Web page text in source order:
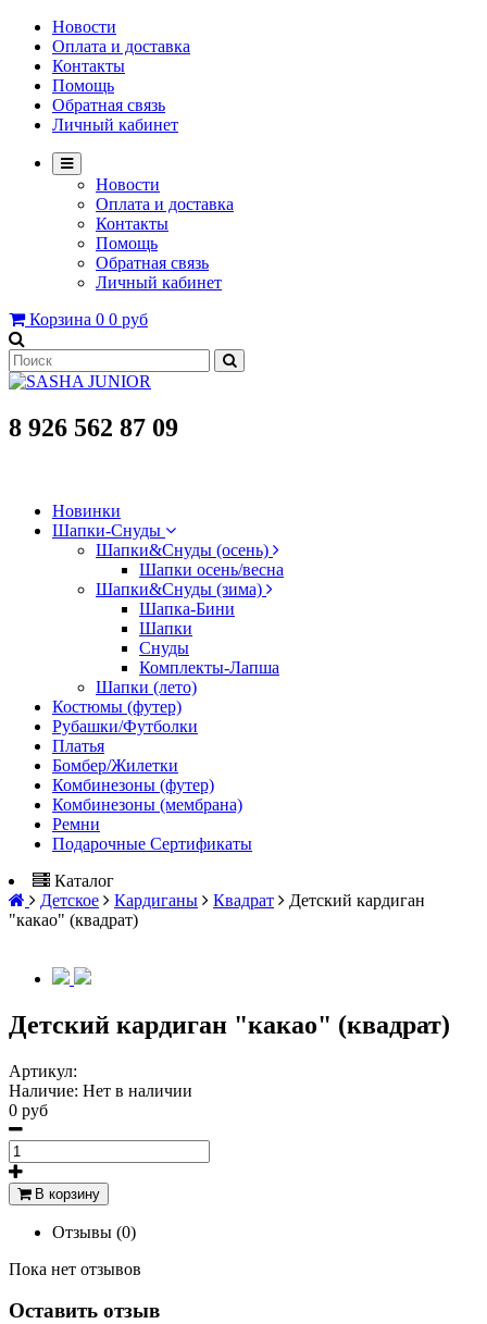
Новости
Оплата и доставка
Контакты
Помощь
Обратная связь
Личный кабинет
Новости
Оплата и доставка
Контакты
Помощь
Обратная связь
Личный кабинет
Корзина 0 0 руб
8 926 562 87 09
Новинки
Шапки-Снуды
Шапки&Cнуды (осень)
Шапки осень/весна
Шапки&Cнуды (зима)
Шапка-Бини
Шапки
Снуды
Комплекты-Лапша
Шапки (лето)
Костюмы (футер)
Рубашки/Футболки
Платья
Бомбер/Жилетки
Комбинезоны (футер)
Комбинезоны (мембрана)
Ремни
Подарочные Сертификаты
Каталог
Детское
Кардиганы Квадрат
Детский кардиган
"какао" (квадрат)
Детский кардиган "какао" (квадрат)
Артикул:
Наличие: Нет в наличии
0 руб
В корзину
Отзывы (0)
Пока нет отзывов
Оставить отзыв